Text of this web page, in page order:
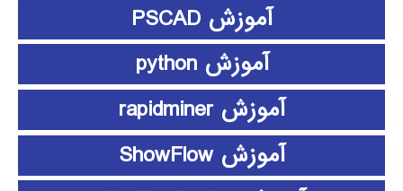
آموزش PSCAD
آموزش python
آموزش rapidminer
آموزش ShowFlow